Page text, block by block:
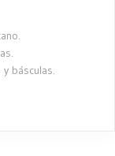
básculas.